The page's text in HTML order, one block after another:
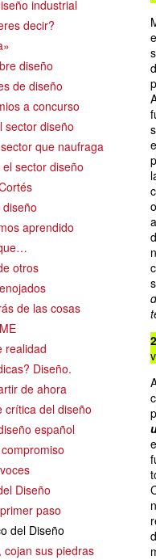
industrial
decir?
diseño
de diseño
a concurso
sector diseño
que naufraga
sector diseño
aprendido
otros
de las cosas
realidad
Diseño.
de ahora
crítica del diseño
español
Diseño
paso
del Diseño
cojan sus piedras